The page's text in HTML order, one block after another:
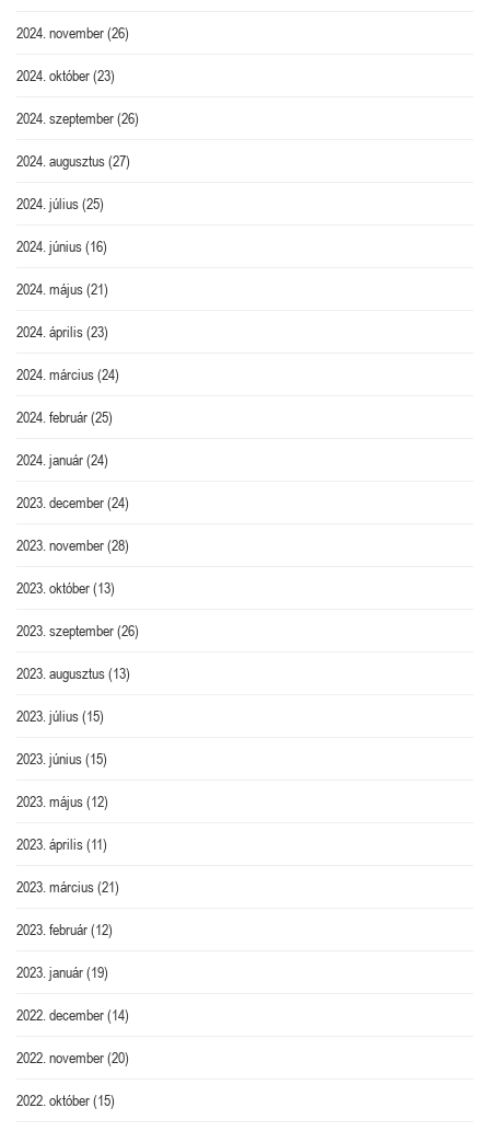
2024. november(26)
2024. október(23)
2024. szeptember(26)
2024. augusztus(27)
2024. július(25)
2024. június(16)
2024. május(21)
2024. április(23)
2024. március(24)
2024. február(25)
2024. január(24)
2023. december(24)
2023. november(28)
2023. október(13)
2023. szeptember(26)
2023. augusztus(13)
2023. július(15)
2023. június(15)
2023. május(12)
2023. április(11)
2023. március(21)
2023. február(12)
2023. január(19)
2022. december(14)
2022. november(20)
2022. október(15)